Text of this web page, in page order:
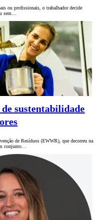
ou profissionais, o trabalhador decide
sem…
sustentabilidade
de Resíduos (EWWR), que decorreu na
conjunto…